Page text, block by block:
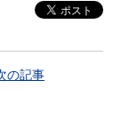
の記事